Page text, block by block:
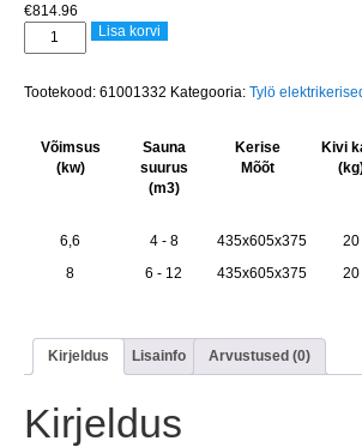
€814.96
ELEKTRIKERIS
TYLÖ
SPORT
Lisa korvi
Tootekood: 61001332 Kategooria: Tylö
Võimsus
(kw)
Sauna
suurus
(m3)
Kerise
Mõõt
Kivi
6,6 4 - 8 435x605x375 20
8
6 - 12 435x605x375 20
Kirjeldus Lisainfo Arvustused (0)
Kirjeldus